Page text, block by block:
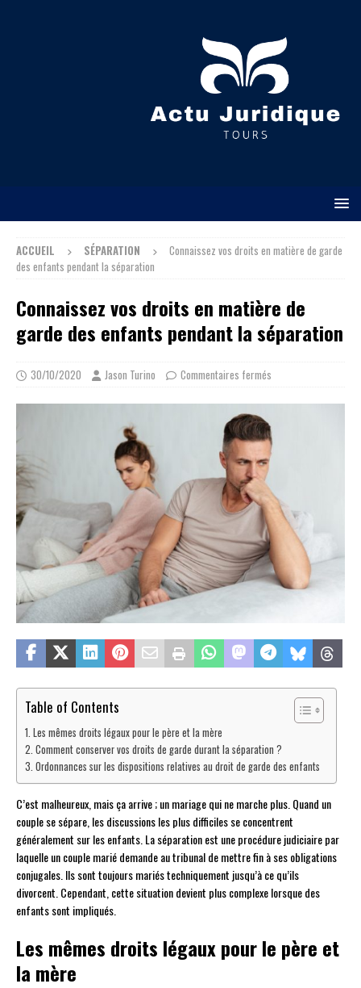
ACCUEIL SÉPARATION
Connaissez vos droits en matière de garde
des enfants pendant la séparation
Connaissez vos droits en matière de
garde des enfants pendant la séparation
30/10/2020 Jason Turino Commentaires fermés
Table of Contents
Les mêmes droits légaux pour le père et la mère
Comment conserver vos droits de garde durant la séparation ?
Ordonnances sur les dispositions relatives au droit de garde des enfants
C’est malheureux, mais ça arrive ; un mariage qui ne marche plus. Quand un
couple se sépare, les discussions les plus difficiles se concentrent
généralement sur les enfants. La séparation est une procédure judiciaire par
laquelle un couple marié demande au tribunal de mettre fin à ses obligations
conjugales. Ils sont toujours mariés techniquement jusqu’à ce qu’ils
divorcent. Cependant, cette situation devient plus complexe lorsque des
enfants sont impliqués.
Les mêmes droits légaux pour le père et
la mère